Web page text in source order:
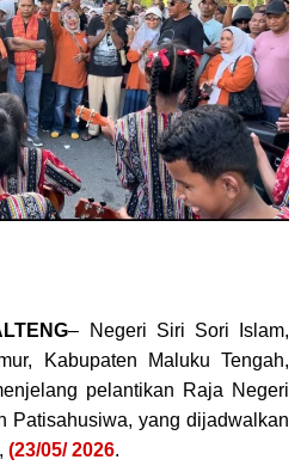
– Negeri Siri Sori Islam,
Kabupaten Maluku Tengah,
pelantikan Raja Negeri
Patisahusiwa, yang dijadwalkan
(23/05/ 2026.